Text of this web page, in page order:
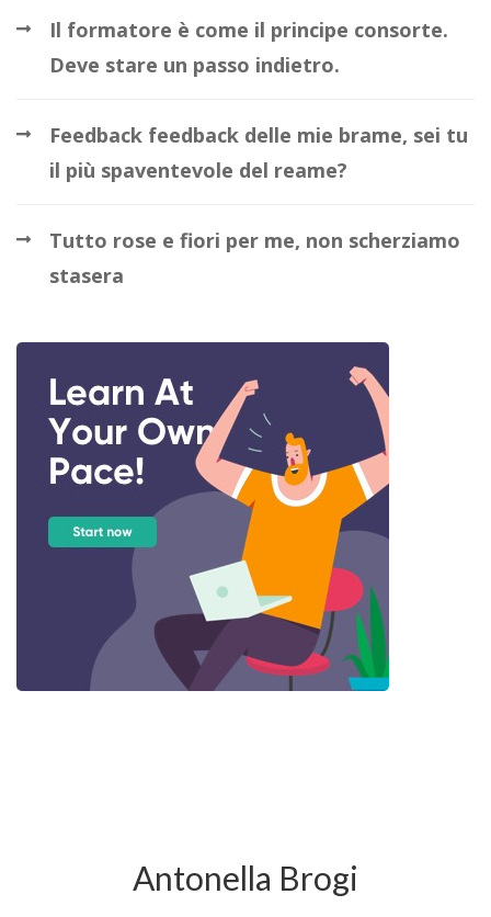
Il formatore è come il principe consorte.
Deve stare un passo indietro.
Feedback feedback delle mie brame, sei tu
il più spaventevole del reame?
Tutto rose e fiori per me, non scherziamo
stasera
Antonella Brogi